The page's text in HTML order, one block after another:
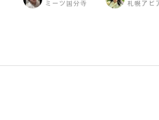
ミーツ国分寺 札幌アピ